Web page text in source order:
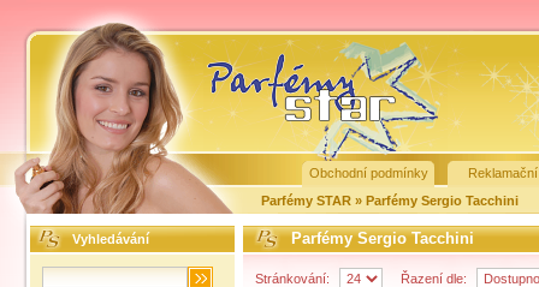
Obchodní podmínky
Parfémy STAR » Parfémy Sergio Tacchini
Vyhledávání Parfémy Sergio Tacchini
Stránkování: Řazení dle: